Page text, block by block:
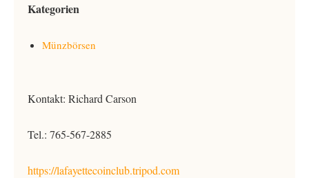
Kategorien
Münzbörsen
Kontakt: Richard Carson
Tel.: 765-567-2885
https://lafayettecoinclub.tripod.com